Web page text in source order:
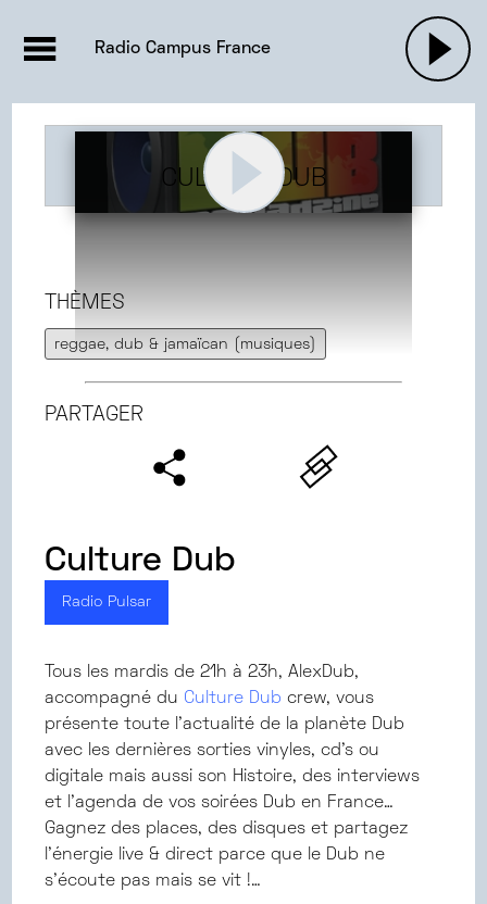
ACTUALITÉS
EMISSIONS |
PODCASTS
Radio Campus France
CULTURE DUB
THÈMES
reggae, dub & jamaïcan (musiques)
PARTAGER
Culture Dub
Radio Pulsar
Tous les mardis de 21h à 23h, AlexDub,
accompagné du Culture Dub crew, vous
présente toute l’actualité de la planète Dub
avec les dernières sorties vinyles, cd’s ou
digitale mais aussi son Histoire, des interviews
et l’agenda de vos soirées Dub en France…
Gagnez des places, des disques et partagez
l’énergie live & direct parce que le Dub ne
s’écoute pas mais se vit !…